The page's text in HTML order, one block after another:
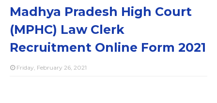
Madhya Pradesh High Court
(MPHC) Law Clerk
Recruitment Online Form 2021
Friday, February 26, 2021